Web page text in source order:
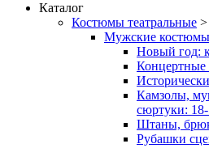
Каталог
Костюмы театральные >
Мужские костюмы
Новый год:
Камзолы,
сюртуки:
Штаны,
Рубашки